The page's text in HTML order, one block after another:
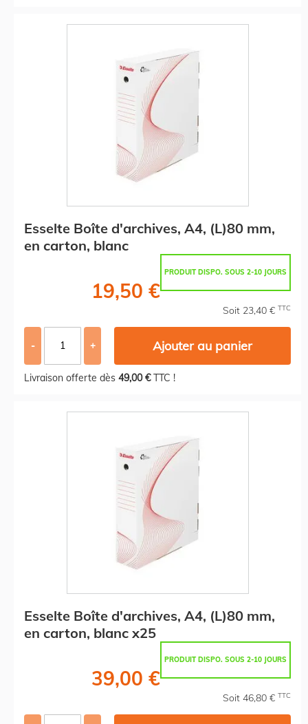
Esselte Boîte d'archives, A4, (L)80 mm,
en carton, blanc
PRODUIT DISPO. SOUS 2-10 JOURS
19,50 €
Soit 23,40 € TTC
- + Ajouter au panier
Livraison offerte dès 49,00 €TTC !
Esselte Boîte d'archives, A4, (L)80 mm,
en carton, blanc x25
PRODUIT DISPO. SOUS 2-10 JOURS
39,00 €
Soit 46,80 € TTC